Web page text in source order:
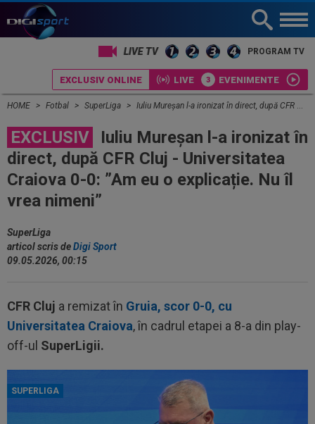
LIVE TV PROGRAM TV
EXCLUSIV ONLINE LIVE EVENIMENTE
HOME Fotbal SuperLiga Iuliu Mureșan l-a ironizat în direct, după CFR Cluj - Universitatea Craiova 0-0: ”Am eu o explicație. Nu îl vrea nimeni”
EXCLUSIV
Iuliu Mureșan l-a ironizat în
direct, după CFR Cluj - Universitatea
Craiova 0-0: ”Am eu o explicație. Nu îl
vrea nimeni”
SuperLiga
articol scris deDigi Sport
09.05.2026, 00:15
CFR Cluj a remizat în Gruia, scor 0-0, cu
Universitatea Craiova, în cadrul etapei a 8-a din play-
off-ul SuperLigii.
SUPERLIGA